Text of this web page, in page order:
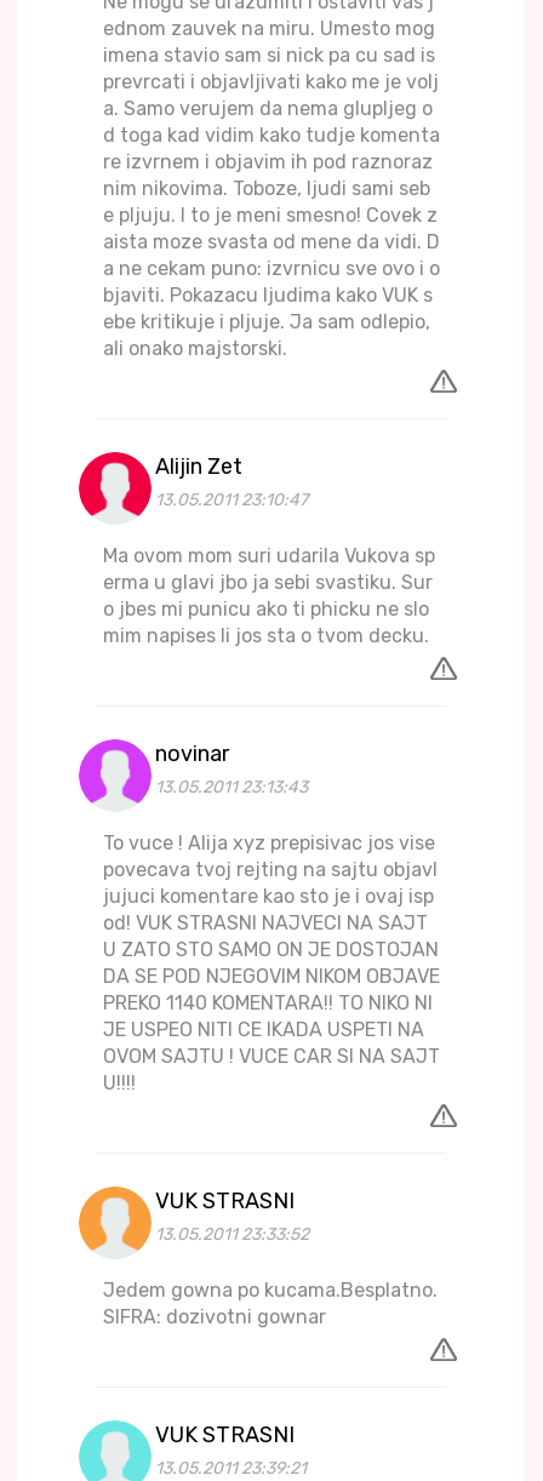
ednom zauvek na miru. Umesto mog
imena stavio sam si nick pa cu sad is
prevrcati i objavljivati kako me je volj
a. Samo verujem da nema glupljeg o
d toga kad vidim kako tudje komenta
re izvrnem i objavim ih pod raznoraz
nim nikovima. Toboze, ljudi sami seb
e pljuju. I to je meni smesno! Covek z
aista moze svasta od mene da vidi. D
a ne cekam puno: izvrnicu sve ovo i o
bjaviti. Pokazacu ljudima kako VUK s
ebe kritikuje i pljuje. Ja sam odlepio,
ali onako majstorski.
Alijin Zet
13.05.2011 23:10:47
Ma ovom mom suri udarila Vukova sp
erma u glavi jbo ja sebi svastiku. Sur
o jbes mi punicu ako ti phicku ne slo
mim napises li jos sta o tvom decku.
novinar
13.05.2011 23:13:43
To vuce ! Alija xyz prepisivac jos vise
povecava tvoj rejting na sajtu objavl
jujuci komentare kao sto je i ovaj isp
od! VUK STRASNI NAJVECI NA SAJT
U ZATO STO SAMO ON JE DOSTOJAN
DA SE POD NJEGOVIM NIKOM OBJAVE
PREKO 1140 KOMENTARA!! TO NIKO NI
JE USPEO NITI CE IKADA USPETI NA
OVOM SAJTU ! VUCE CAR SI NA SAJT
U!!!!
VUK STRASNI
13.05.2011 23:33:52
Jedem gowna po kucama.Besplatno.
SIFRA: dozivotni gownar
VUK STRASNI
13.05.2011 23:39:21